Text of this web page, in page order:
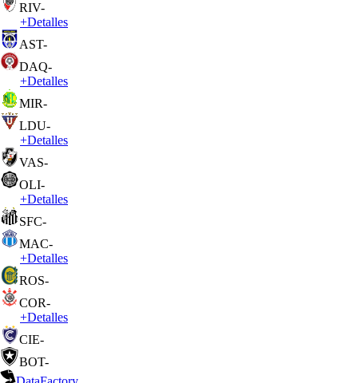
RIV-
+Detalles
AST-
DAQ-
+Detalles
MIR-
LDU-
+Detalles
VAS-
OLI-
+Detalles
SFC-
MAC-
+Detalles
ROS-
COR-
+Detalles
CIE-
BOT-